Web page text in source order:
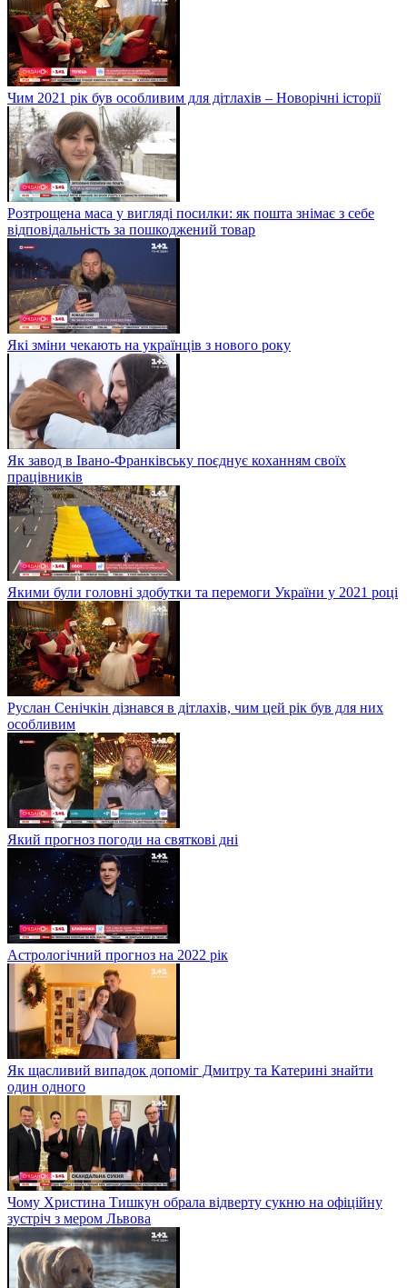
Чим 2021 рік був особливим для дітлахів – Новорічні історії
Розтрощена маса у вигляді посилки: як пошта знімає з себе
відповідальність за пошкоджений товар
Які зміни чекають на українців з нового року
Як завод в Івано-Франківську поєднує коханням своїх
працівників
Якими були головні здобутки та перемоги України у 2021 році
Руслан Сенічкін дізнався в дітлахів, чим цей рік був для них
особливим
Який прогноз погоди на святкові дні
Астрологічний прогноз на 2022 рік
Як щасливий випадок допоміг Дмитру та Катерині знайти
один одного
Чому Христина Тишкун обрала відверту сукню на офіційну
зустріч з мером Львова